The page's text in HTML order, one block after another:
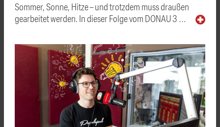
Sommer, Sonne, Hitze – und trotzdem muss draußen
gearbeitet werden. In dieser Folge vom DONAU 3 …